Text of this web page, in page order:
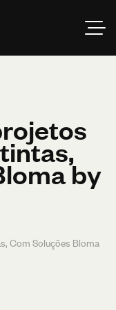
by
Com Soluções Bloma